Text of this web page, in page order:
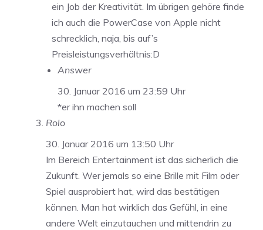
ein Job der Kreativität. Im übrigen gehöre finde
ich auch die PowerCase von Apple nicht
schrecklich, naja, bis auf’s
Preisleistungsverhältnis:D
Answer
30. Januar 2016 um 23:59 Uhr
*er ihn machen soll
Rolo
30. Januar 2016 um 13:50 Uhr
Im Bereich Entertainment ist das sicherlich die
Zukunft. Wer jemals so eine Brille mit Film oder
Spiel ausprobiert hat, wird das bestätigen
können. Man hat wirklich das Gefühl, in eine
andere Welt einzutauchen und mittendrin zu